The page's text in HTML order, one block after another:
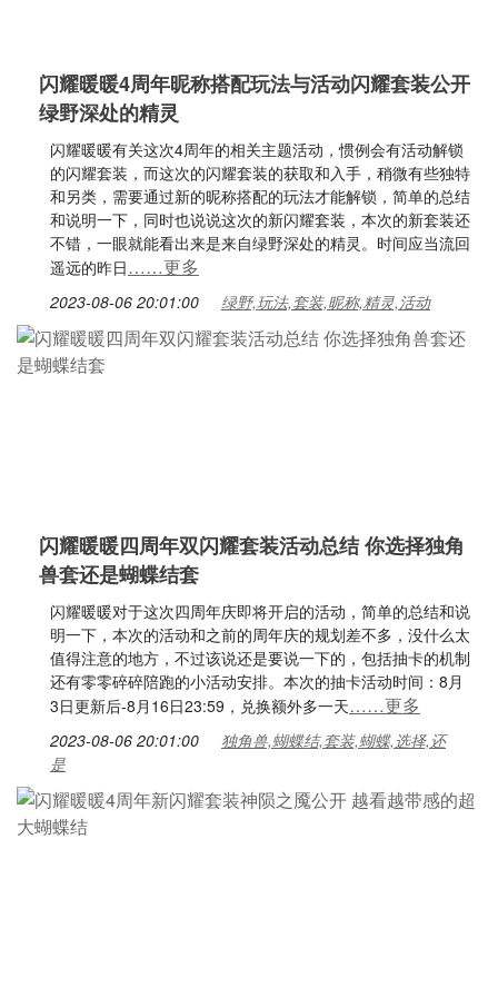
闪耀暖暖4周年昵称搭配玩法与活动闪耀套装公开
绿野深处的精灵
闪耀暖暖有关这次4周年的相关主题活动，惯例会有活动解锁
的闪耀套装，而这次的闪耀套装的获取和入手，稍微有些独特
和另类，需要通过新的昵称搭配的玩法才能解锁，简单的总结
和说明一下，同时也说说这次的新闪耀套装，本次的新套装还
不错，一眼就能看出来是来自绿野深处的精灵。时间应当流回
遥远的昨日……更多
2023-08-06 20:01:00 绿野,玩法,套装,昵称,精灵,活动
闪耀暖暖四周年双闪耀套装活动总结 你选择独角
兽套还是蝴蝶结套
闪耀暖暖对于这次四周年庆即将开启的活动，简单的总结和说
明一下，本次的活动和之前的周年庆的规划差不多，没什么太
值得注意的地方，不过该说还是要说一下的，包括抽卡的机制
还有零零碎碎陪跑的小活动安排。本次的抽卡活动时间：8月
3日更新后-8月16日23:59，兑换额外多一天……更多
2023-08-06 20:01:00
独角兽,蝴蝶结,套装,蝴蝶,选择,还
是